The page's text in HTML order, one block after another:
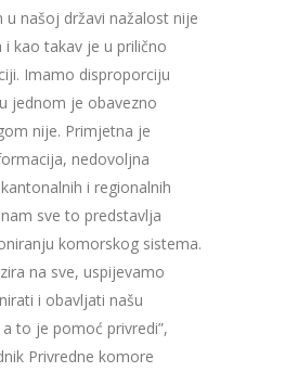
u našoj državi nažalost nije
i kao takav je u prilično
Imamo disproporciju
jednom je obavezno
nije. Primjetna je
nedovoljna
i regionalnih
sve to predstavlja
komorskog sistema.
na sve, uspijevamo
i obavljati našu
to je pomoć privredi”,
Privredne komore